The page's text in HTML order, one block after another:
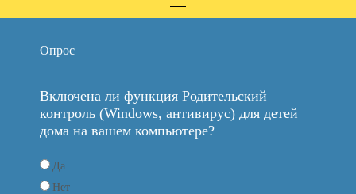
Опрос
Включена ли функция Родительский
контроль (Windows, антивирус) для детей
дома на вашем компьютере?
Да
Нет